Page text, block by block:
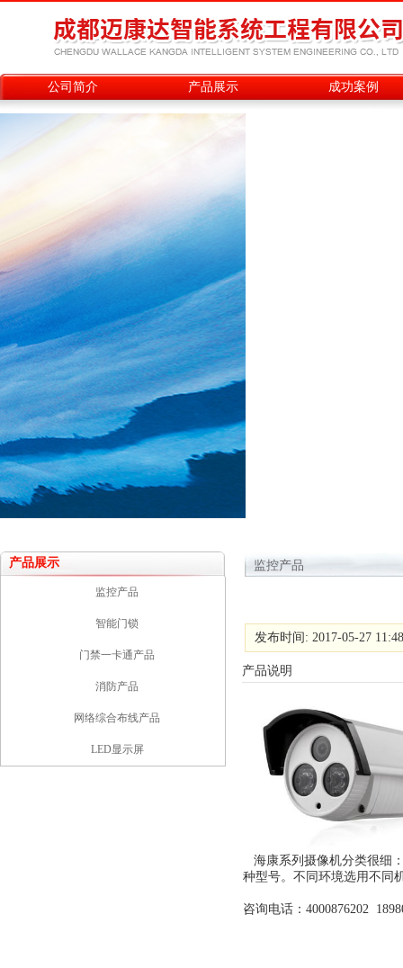
公司简介 产品展示 成功案例
产品展示
监控产品
智能门锁
门禁一卡通产品
消防产品
网络综合布线产品
LED显示屏
监控产品
发布时间: 2017-05-27
产品说明
海康系列摄像机分类很细
种型号。不同环境选用不同
咨询电话：4000876202